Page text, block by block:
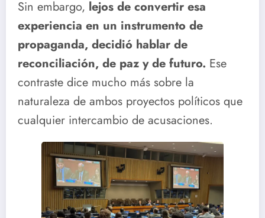
Sin embargo, lejos de convertir esa
experiencia en un instrumento de
propaganda, decidió hablar de
reconciliación, de paz y de futuro. Ese
contraste dice mucho más sobre la
naturaleza de ambos proyectos políticos que
cualquier intercambio de acusaciones.